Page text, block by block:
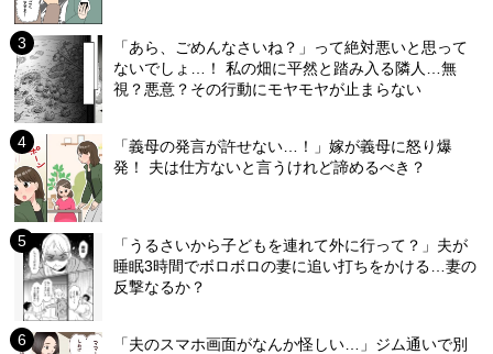
「あら、ごめんなさいね？」って絶対悪いと思って
ないでしょ…！ 私の畑に平然と踏み入る隣人…無
視？悪意？その行動にモヤモヤが止まらない
「義母の発言が許せない…！」嫁が義母に怒り爆
発！ 夫は仕方ないと言うけれど諦めるべき？
「うるさいから子どもを連れて外に行って？」夫が
睡眠3時間でボロボロの妻に追い打ちをかける…妻の
反撃なるか？
「夫のスマホ画面がなんか怪しい…」ジム通いで別